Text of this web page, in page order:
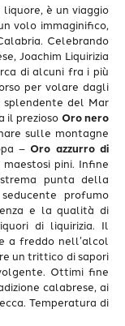
è un viaggio
volo immaginifico,
Celebrando
Joachim Liquirizia
di alcuni fra i più
per volare dagli
splendente del Mar
il prezioso Oro nero
sulle montagne
– Oro azzurro di
maestosi pini. Infine
punta della
profumo
e la qualità di
di liquirizia. Il
a freddo nell’alcol
un trittico di sapori
Ottimi fine
calabrese, ai
Temperatura di